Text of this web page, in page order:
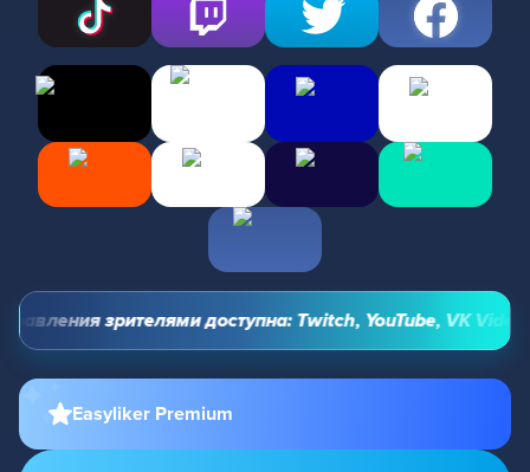
зрителями доступна: Twitch, YouTube, VK Video
Easyliker Premium